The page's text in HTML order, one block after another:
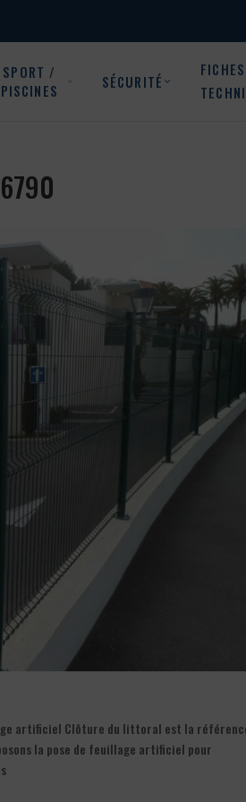
SPORT /
PISCINES
SÉCURITÉ
FICHES
artificiel Clôture du littoral est la
la pose de feuillage artificiel pour